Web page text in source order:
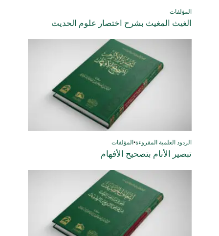
المؤلفات
الغيث المغيث بشرح اختصار علوم الحديث
الردود العلمية المقروءة• المؤلفات
تبصير الأنام بتصحيح الأفهام